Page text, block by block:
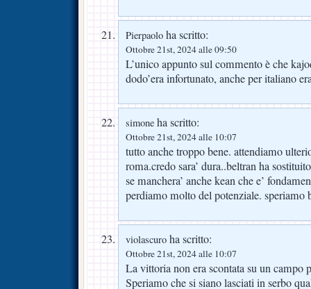
Pierpaolo ha scritto:
Ottobre 21st, 2024 alle 09:50
L’unico appunto sul commento è che
dodo’era infortunato, anche per italiano
simone ha scritto:
Ottobre 21st, 2024 alle 10:07
tutto anche troppo bene. attendiamo
roma.credo sara’ dura..beltran ha
se manchera’ anche kean che e’
perdiamo molto del potenziale. speriamo
violascuro ha scritto:
Ottobre 21st, 2024 alle 10:07
La vittoria non era scontata su un campo
Speriamo che si siano lasciati in serbo